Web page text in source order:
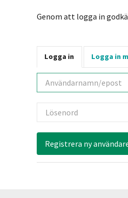
Genom att logga in
Logga in Logga in
Användarnamn
Lösenord
Registrera ny